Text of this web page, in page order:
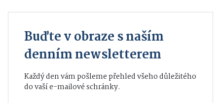
Buďte v obraze s naším
denním newsletterem
Každý den vám pošleme přehled všeho důležitého
do vaší e-mailové schránky.